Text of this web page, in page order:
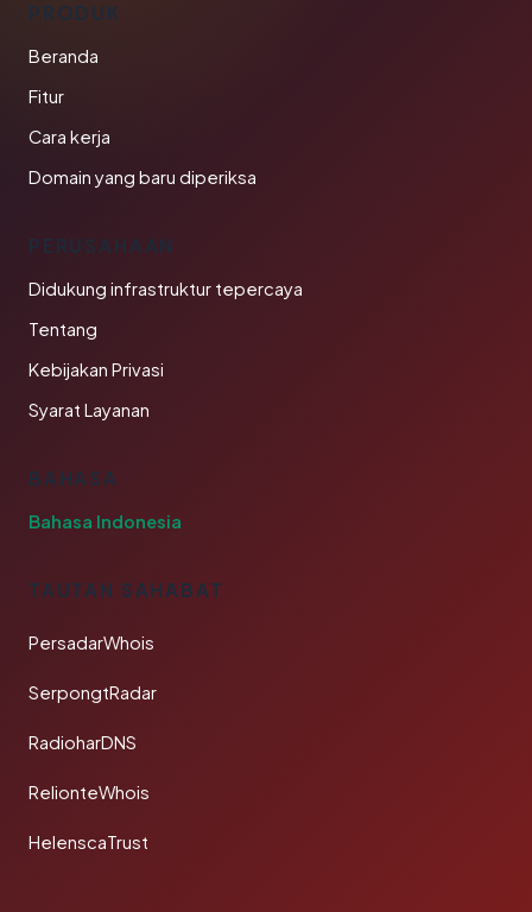
PRODUK
Beranda
Fitur
Cara kerja
Domain yang baru diperiksa
PERUSAHAAN
Didukung infrastruktur tepercaya
Tentang
Kebijakan Privasi
Syarat Layanan
BAHASA
Bahasa Indonesia
TAUTAN SAHABAT
PersadarWhois
SerpongtRadar
RadioharDNS
RelionteWhois
HelenscaTrust